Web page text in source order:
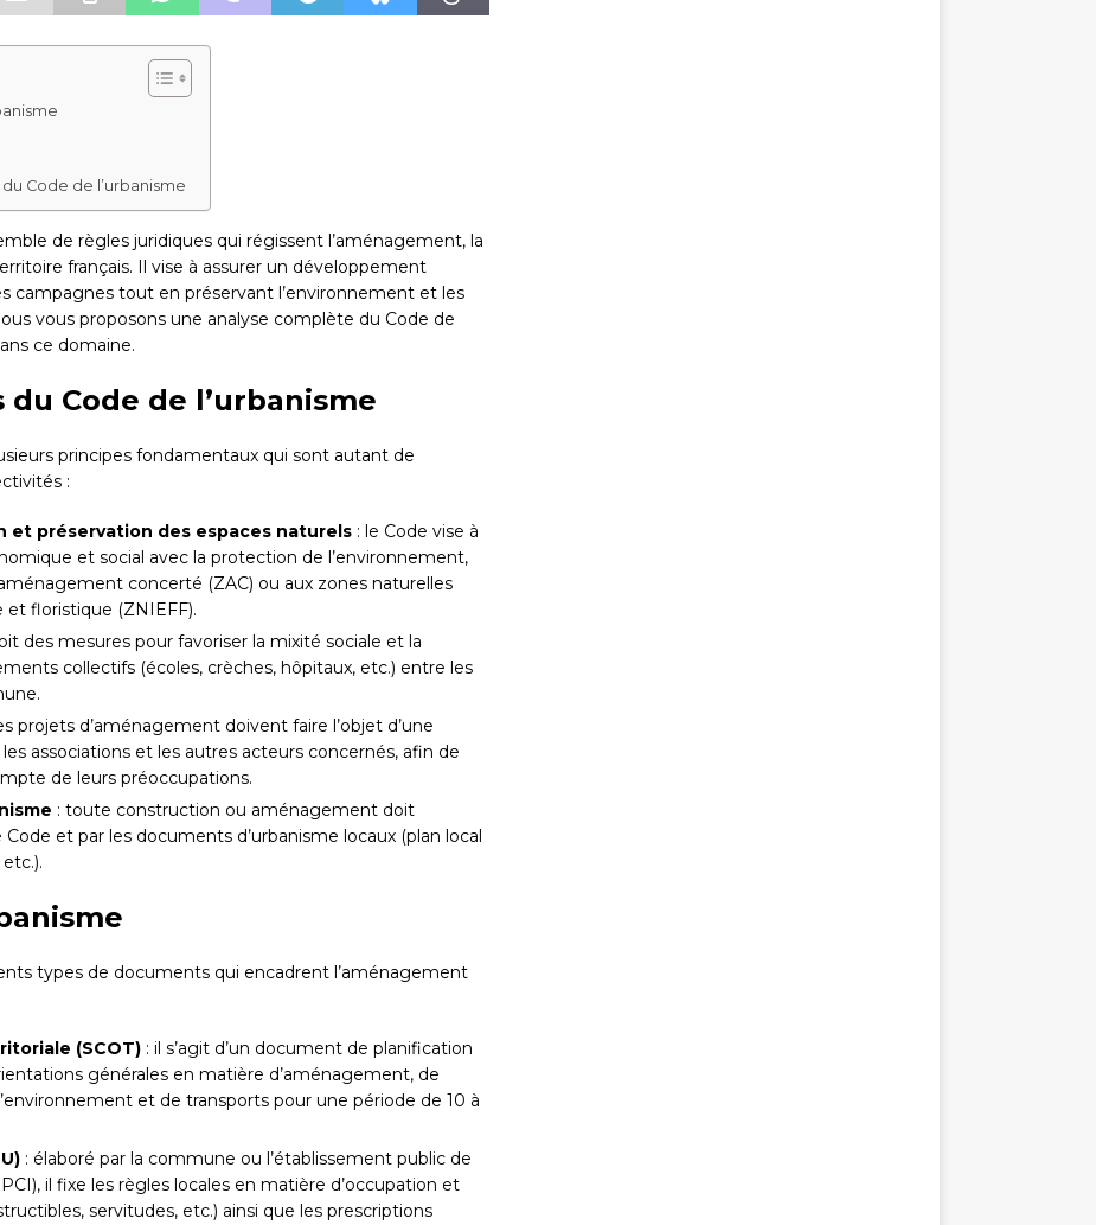
Code de l’urbanisme
de règles juridiques qui régissent l’aménagement, la
français. Il vise à assurer un développement
campagnes tout en préservant l’environnement et les
vous proposons une analyse complète du Code de
ce domaine.
Code de l’urbanisme
principes fondamentaux qui sont autant de
:
et préservation des espaces naturels : le Code vise à
et social avec la protection de l’environnement,
concerté (ZAC) ou aux zones naturelles
et floristique (ZNIEFF).
des mesures pour favoriser la mixité sociale et la
collectifs (écoles, crèches, hôpitaux, etc.) entre les
projets d’aménagement doivent faire l’objet d’une
associations et les autres acteurs concernés, afin de
de leurs préoccupations.
: toute construction ou aménagement doit
et par les documents d’urbanisme locaux (plan local
types de documents qui encadrent l’aménagement
(SCOT) : il s’agit d’un document de planification
générales en matière d’aménagement, de
et de transports pour une période de 10 à
: élaboré par la commune ou l’établissement public de
il fixe les règles locales en matière d’occupation et
servitudes, etc.) ainsi que les prescriptions